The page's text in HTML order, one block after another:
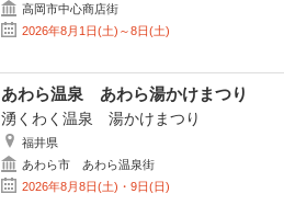
高岡市中心商店街
2026年8月1日(土)～8日(土)
あわら温泉 あわら湯かけまつり
湧くわく温泉 湯かけまつり
福井県
あわら市 あわら温泉街
2026年8月8日(土)・9日(日)